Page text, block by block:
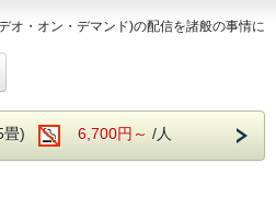
クル
対応
5分
10分
…車で約25分
歴史博物館、ひろめ市場、日曜市…徒歩約
やバスも駐車可能な専用平置き駐車場37台
の大きさによって料金が異なります)
の場合は必ずご連絡ください
になります
ス◇
対応
リー、乾燥機設置
た平置き駐車場!大型車やバスも駐車可能
際にメニューをご確認いただき
スの良い定食スタイルの朝食です！
ンド米を使用しており、なんとお替り自由
オ・オン・デマンド)の配信を諸般の事情に
だき、誠にありがとうございました。
りますようお願い申し上げます。
円付のプランです♪
しの素泊りプランとなります☆
ビス・ベッド・大浴場でおくつろぎくださ
畳) 6,700円～ /人